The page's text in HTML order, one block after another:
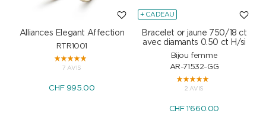
Alliances Elegant Affection
RTR1001
7 AVIS
CHF 995.00
+ CADEAU
Bracelet or jaune 750/18 ct
avec diamants 0.50 ct H/si
Bijou femme
AR-71532-GG
2 AVIS
CHF 1'660.00